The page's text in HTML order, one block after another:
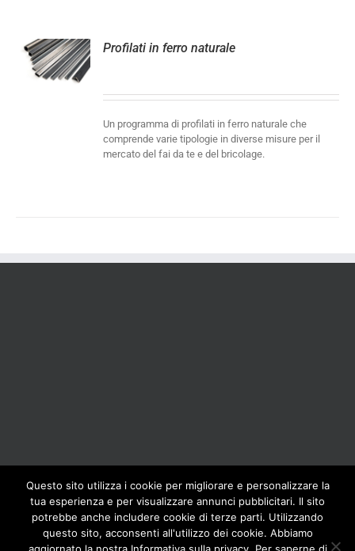
Profilati in ferro naturale
Un programma di profilati in ferro naturale che
comprende varie tipologie in diverse misure per il
mercato del fai da te e del bricolage.
BOLIS ITALIA S.R.L. a socio unico - VIA F.LLI KENNEDY - 23881 AIRUNO
(LC) - ITALY Tel: +39 0399271126 Fax: +39 0399271133 General e-mail:
info@bolisitalia.com - P.IVA / C.F. IT02262000165
Privacy and Cookies
Questo sito utilizza i cookie per migliorare e personalizzare la
tua esperienza e per visualizzare annunci pubblicitari. Il sito
potrebbe anche includere cookie di terze parti. Utilizzando
questo sito, acconsenti all'utilizzo dei cookie. Abbiamo